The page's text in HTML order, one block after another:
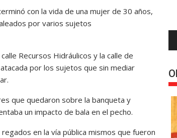
con la vida de una mujer de 30 años,
por varios sujetos
Recursos Hidráulicos y la calle de
por los sujetos que sin mediar
que quedaron sobre la banqueta y
un impacto de bala en el pecho.
en la vía pública mismos que fueron